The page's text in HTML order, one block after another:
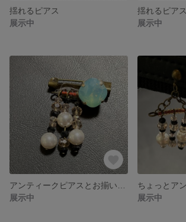
揺れるピアス
展示中
揺れるピアス
展示中
展示中
展示中